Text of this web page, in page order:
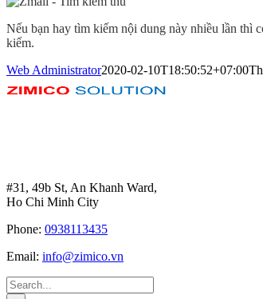
Nếu bạn hay tìm kiếm nội dung này nhiều lần thì
kiếm.
Web Administrator2020-02-10T18:50:52+07:00
#31, 49b St, An Khanh Ward,
Ho Chi Minh City
Phone: 0938113435
Email: info@zimico.vn
Search